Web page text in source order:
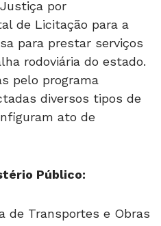
por
de Licitação para a
para prestar serviços
rodoviária do estado.
pelo programa
diversos tipos de
ato de
Público:
de Transportes e Obras